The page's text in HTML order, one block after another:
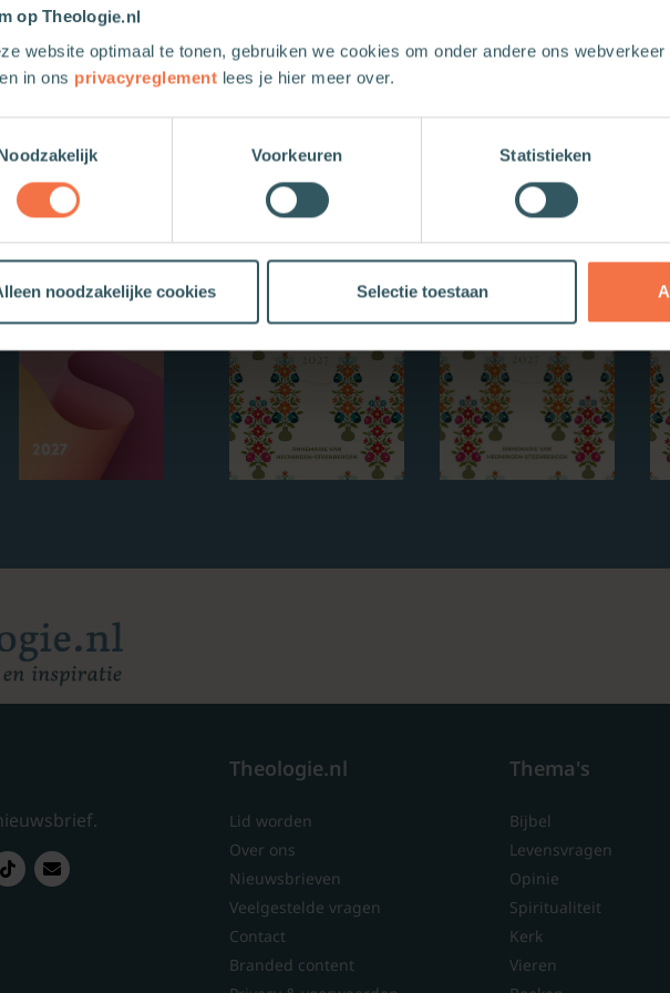
op Theologie.nl
website optimaal te tonen, gebruiken we cookies om onder andere ons webverkeer
in ons privacyreglement lees je hier meer over.
Voorkeuren Statistieken
noodzakelijke cookies Selectie toestaan
Nieuwe boeken
Theologie.nl
Lid worden
Over ons
Nieuwsbrieven
Veelgestelde vragen
Contact
Branded content
Thema's
Bijbel
Levensvragen
Opinie
Spiritualiteit
Kerk
Vieren